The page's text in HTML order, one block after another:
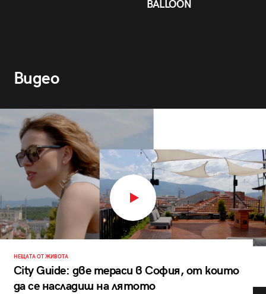
BALLOON
Видео
НЕЩАТА ОТ ЖИВОТА
City Guide: две тераси в София, от които
да се насладиш на лятото